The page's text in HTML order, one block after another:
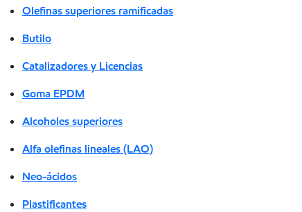
Olefinas superiores ramificadas
Butilo
Catalizadores y Licencias
Goma EPDM
Alcoholes superiores
Alfa olefinas lineales (LAO)
Neo-ácidos
Plastificantes